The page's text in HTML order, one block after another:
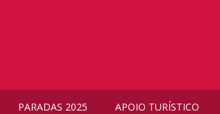
PARADAS 2025 APOIO TURÍSTICO